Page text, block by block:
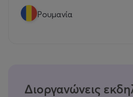
Ρουμανία
Διοργανώνεις